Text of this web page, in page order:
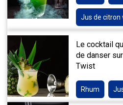
Jus de citron
Le cocktail
de danser
Twist
Rhum